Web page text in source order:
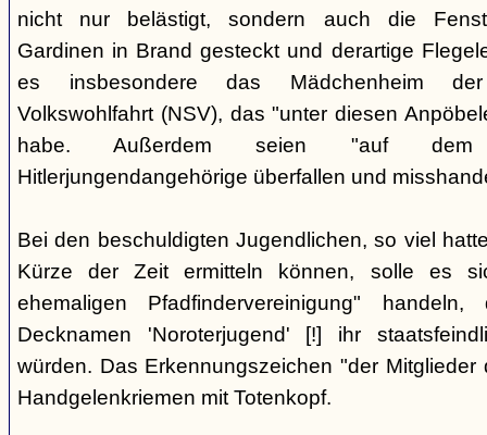
nicht nur belästigt, sondern auch die
Gardinen in Brand gesteckt und derartige
es insbesondere das Mädchenheim der
Volkswohlfahrt (NSV), das "unter diesen
habe. Außerdem seien "auf dem
Hitlerjungendangehörige überfallen und
Bei den beschuldigten Jugendlichen, so viel
Kürze der Zeit ermitteln können, solle es
ehemaligen Pfadfindervereinigung"
Decknamen 'Noroterjugend' [!] ihr
würden. Das Erkennungszeichen "der Mitglieder
Handgelenkriemen mit Totenkopf.